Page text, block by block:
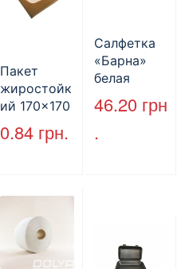
Пакет
жиростойк
ий 170×170
мм, уголок,
коричневы
0.84 грн.
Салфетка
«Барна»
белая
PAPERO
500 шт (6/
46.20 грн
.